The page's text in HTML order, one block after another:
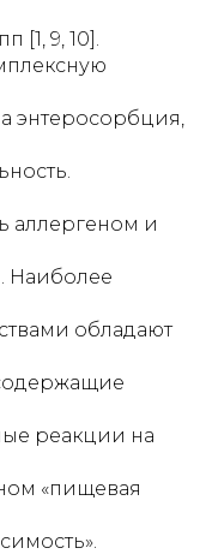
[1, 9, 10].
энтеросорбция,
аллергеном и
Наиболее
обладают
реакции на
«пищевая